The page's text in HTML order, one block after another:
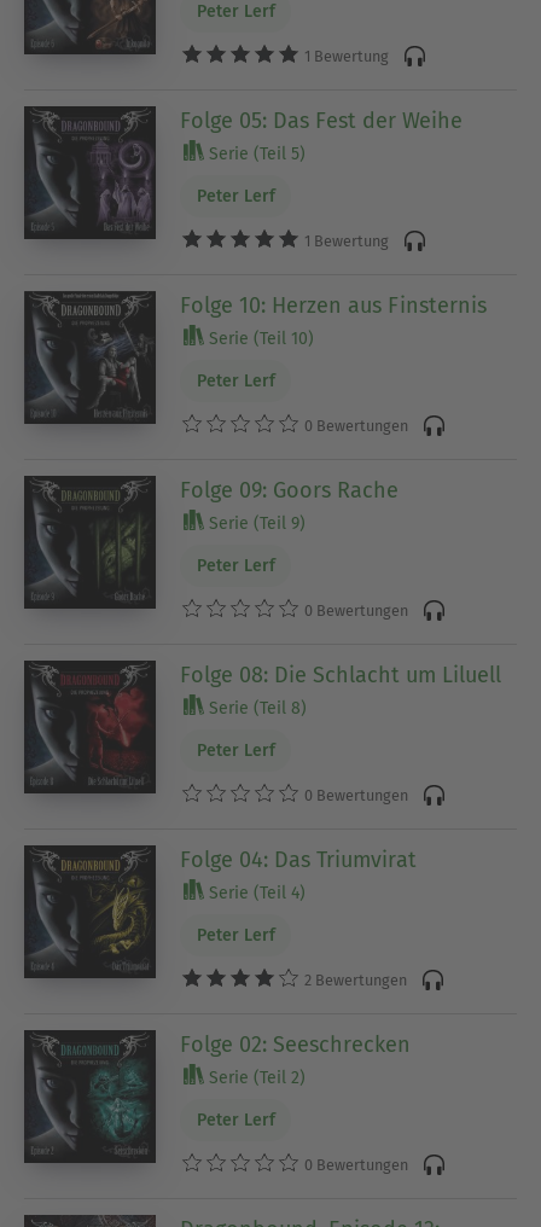
Peter Lerf
1 Bewertung
Folge 05: Das Fest der Weihe
Serie (Teil 5)
Peter Lerf
1 Bewertung
Folge 10: Herzen aus Finsternis
Serie (Teil 10)
Peter Lerf
0 Bewertungen
Folge 09: Goors Rache
Serie (Teil 9)
Peter Lerf
0 Bewertungen
Folge 08: Die Schlacht um Liluell
Serie (Teil 8)
Peter Lerf
0 Bewertungen
Folge 04: Das Triumvirat
Serie (Teil 4)
Peter Lerf
2 Bewertungen
Folge 02: Seeschrecken
Serie (Teil 2)
Peter Lerf
0 Bewertungen